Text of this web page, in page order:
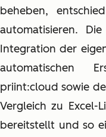
beheben,
automatisieren.
Integration der
automatischen
priint:cloud sowie
Vergleich zu Excel-
bereitstellt und so